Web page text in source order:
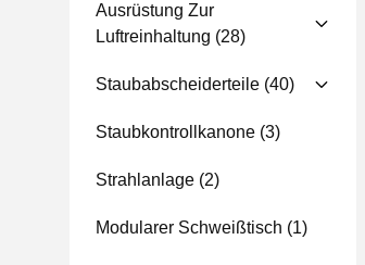
Ausrüstung Zur
Luftreinhaltung (28)
Staubabscheiderteile (40)
Staubkontrollkanone (3)
Strahlanlage (2)
Modularer Schweißtisch (1)